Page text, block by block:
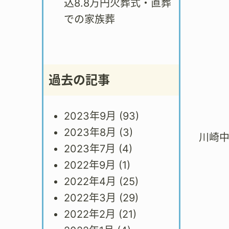
込8.8万円火葬式・直葬
での家族葬
過去の記事
2023年9月 (93)
2023年8月 (3)
2023年7月 (4)
2022年9月 (1)
2022年4月 (25)
2022年3月 (29)
2022年2月 (21)
川崎